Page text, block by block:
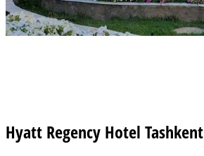
Hyatt Regency Hotel Tashkent